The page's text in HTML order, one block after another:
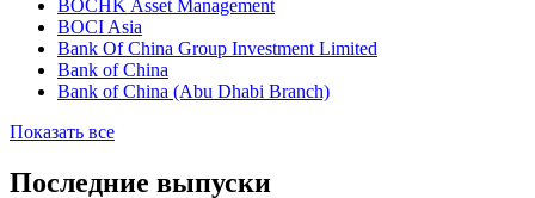
BOCHK Asset Management
BOCI Asia
Bank Of China Group Investment Limited
Bank of China
Bank of China (Abu Dhabi Branch)
Показать все
Последние выпуски